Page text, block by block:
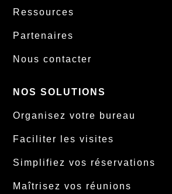
Ressources
Partenaires
Nous contacter
NOS SOLUTIONS
Organisez votre bureau
Faciliter les visites
Simplifiez vos réservations
Maîtrisez vos réunions